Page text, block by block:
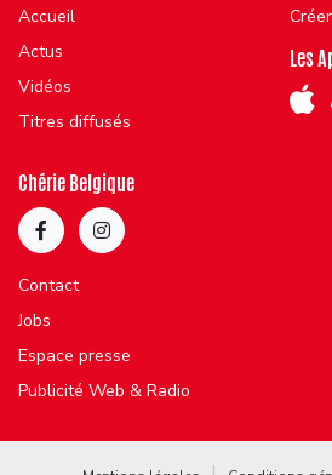
Accueil
Actus
Vidéos
Titres diffusés
Les
Chérie Belgique
Contact
Jobs
Espace presse
Publicité Web & Radio